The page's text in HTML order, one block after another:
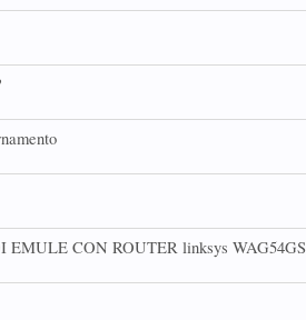
CON ROUTER linksys WAG54GS